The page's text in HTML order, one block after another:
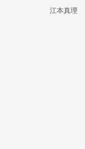
江本真理